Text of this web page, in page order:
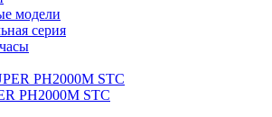
модели
серия
PH2000M STC